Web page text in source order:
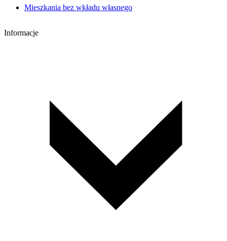
Mieszkania bez wkładu własnego
Informacje